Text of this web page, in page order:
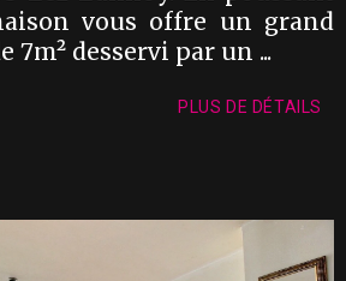
vous offre un grand
7m² desservi par un ...
PLUS DE DÉTAILS